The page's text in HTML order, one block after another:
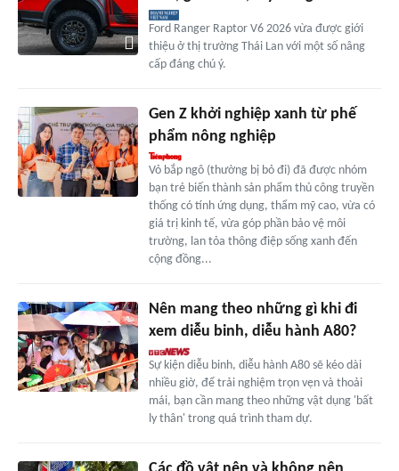
Ford Ranger Raptor V6 2026 vừa được giới
thiệu ở thị trường Thái Lan với một số nâng
cấp đáng chú ý.
Gen Z khởi nghiệp xanh từ phế
phẩm nông nghiệp
Vỏ bắp ngô (thường bị bỏ đi) đã được nhóm
bạn trẻ biến thành sản phẩm thủ công truyền
thống có tính ứng dụng, thẩm mỹ cao, vừa có
giá trị kinh tế, vừa góp phần bảo vệ môi
trường, lan tỏa thông điệp sống xanh đến
cộng đồng...
Nên mang theo những gì khi đi
xem diễu binh, diễu hành A80?
Sự kiện diễu binh, diễu hành A80 sẽ kéo dài
nhiều giờ, để trải nghiệm trọn vẹn và thoải
mái, bạn cần mang theo những vật dụng 'bất
ly thân' trong quá trình tham dự.